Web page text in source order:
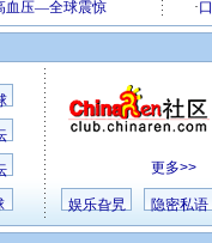
更多>>
娱乐旮旯 隐密私语